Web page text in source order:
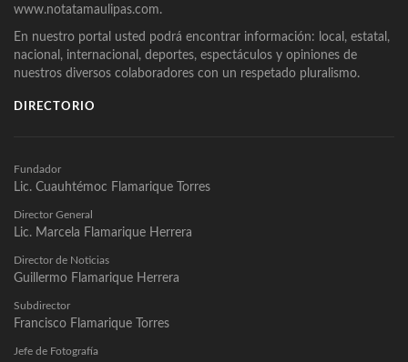
www.notatamaulipas.com.
En nuestro portal usted podrá encontrar información: local, estatal,
nacional, internacional, deportes, espectáculos y opiniones de
nuestros diversos colaboradores con un respetado pluralismo.
DIRECTORIO
Fundador
Lic. Cuauhtémoc Flamarique Torres
Director General
Lic. Marcela Flamarique Herrera
Director de Noticias
Guillermo Flamarique Herrera
Subdirector
Francisco Flamarique Torres
Jefe de Fotografía